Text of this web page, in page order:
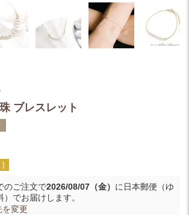
ブレスレット
]
のご注文で2026/08/07（金） に 日本郵便（ゆ
でお届けします。
を変更